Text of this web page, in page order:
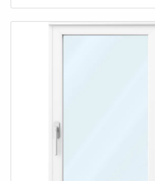
en rack : face avant ou
DMX * Sorties DMX : 6 *